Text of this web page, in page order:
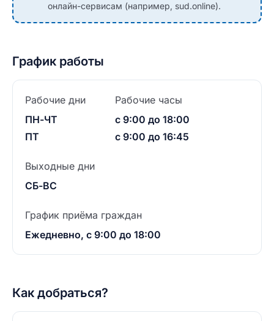
онлайн-сервисам (например, sud.online).
График работы
Рабочие дни
ПН-ЧТ
ПТ
Рабочие часы
с 9:00 до 18:00
с 9:00 до 16:45
Выходные дни
СБ-ВС
График приёма граждан
Ежедневно, с 9:00 до 18:00
Как добраться?